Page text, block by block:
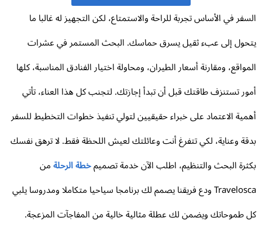
في الأساس تجربة للراحة والاستمتاع، لكن التجهيز له غالبا ما
إلى عبء ثقيل يسرق حماسك. البحث المستمر في عشرات
ومقارنة أسعار الطيران، ومحاولة اختيار الفنادق المناسبة، كلها
تستنزف طاقتك قبل أن تبدأ إجازتك. لتجنب كل هذا العناء، تأتي
الاعتماد على خبراء حقيقيين لتولي تنفيذ خطوات التخطيط للسفر
وعناية، لكي تتفرغ أنت وعائلتك لعيش اللحظة فقط. لا ترهق نفسك
البحث والتنظيم، اطلب الآن خدمة تصميمخطة الرحلةمن
Travelosca ودع فريقنا يصمم لك برنامجا سياحيا متكاملا ومدروسا يلبي
طموحاتك ويضمن لك عطلة مثالية خالية من المفاجآت المزعجة.